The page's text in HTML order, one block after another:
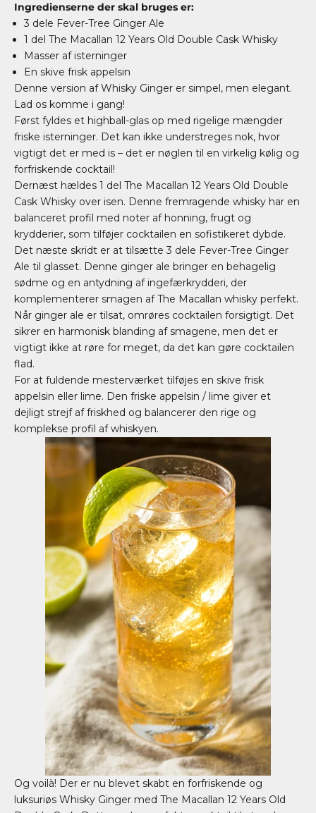
Ingredienserne der skal bruges er:
3 dele Fever-Tree Ginger Ale
1 del The Macallan 12 Years Old Double Cask Whisky
Masser af isterninger
En skive frisk appelsin
Denne version af Whisky Ginger er simpel, men elegant.
Lad os komme i gang!
Først fyldes et highball-glas op med rigelige mængder
friske isterninger. Det kan ikke understreges nok, hvor
vigtigt det er med is – det er nøglen til en virkelig kølig og
forfriskende cocktail!
Dernæst hældes 1 del The Macallan 12 Years Old Double
Cask Whisky over isen. Denne fremragende whisky har en
balanceret profil med noter af honning, frugt og
krydderier, som tilføjer cocktailen en sofistikeret dybde.
Det næste skridt er at tilsætte 3 dele Fever-Tree Ginger
Ale til glasset. Denne ginger ale bringer en behagelig
sødme og en antydning af ingefærkrydderi, der
komplementerer smagen af The Macallan whisky perfekt.
Når ginger ale er tilsat, omrøres cocktailen forsigtigt. Det
sikrer en harmonisk blanding af smagene, men det er
vigtigt ikke at røre for meget, da det kan gøre cocktailen
flad.
For at fuldende mesterværket tilføjes en skive frisk
appelsin eller lime. Den friske appelsin / lime giver et
dejligt strejf af friskhed og balancerer den rige og
komplekse profil af whiskyen.
Og voilà! Der er nu blevet skabt en forfriskende og
luksuriøs Whisky Ginger med The Macallan 12 Years Old